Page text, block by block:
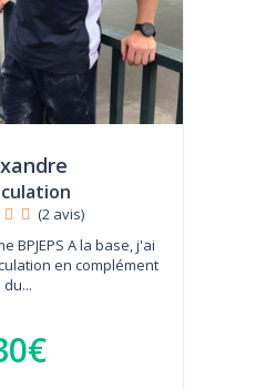
(2 avis)
BPJEPS A la base, j'ai
en complément
du...